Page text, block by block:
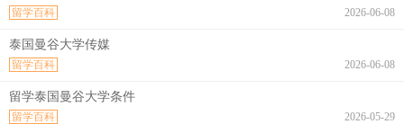
2026-06-08
留学百科
泰国曼谷大学传媒
2026-06-08
留学百科
留学泰国曼谷大学条件
2026-05-29
留学百科